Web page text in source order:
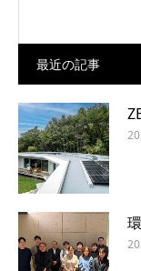
最近の記事